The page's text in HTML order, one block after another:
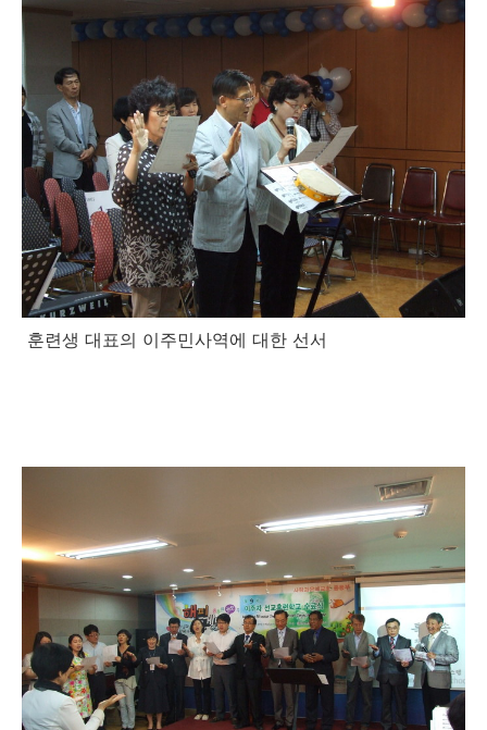
훈련생 대표의 이주민사역에 대한 선서